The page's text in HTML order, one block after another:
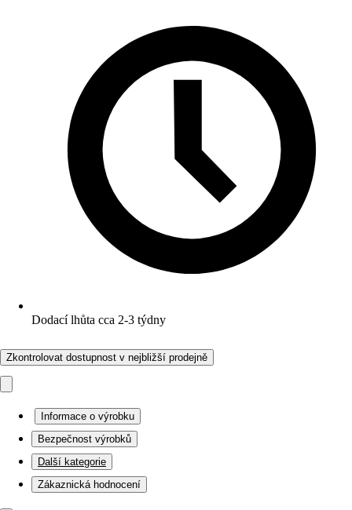
Dodací lhůta cca 2-3 týdny
Zkontrolovat dostupnost v nejbližší prodejně
Informace o výrobku
Bezpečnost výrobků
Další kategorie
Zákaznická hodnocení